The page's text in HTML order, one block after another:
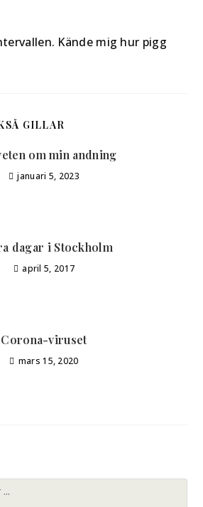
Kände mig hur pigg
GILLAR
om min andning
januari 5, 2023
dagar i Stockholm
april 5, 2017
Corona-viruset
mars 15, 2020